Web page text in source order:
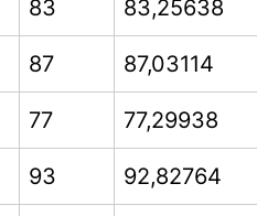
83 83,25638
87 87,03114
77 77,29938
93 92,82764